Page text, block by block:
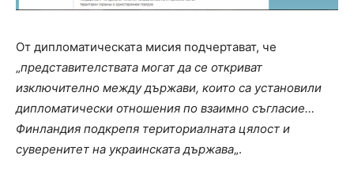
От дипломатическата мисия подчертават, че
„представителствата могат да се откриват
изключително между държави, които са установили
дипломатически отношения по взаимно съгласие…
Финландия подкрепя териториалната цялост и
суверенитет на украинската държава„.